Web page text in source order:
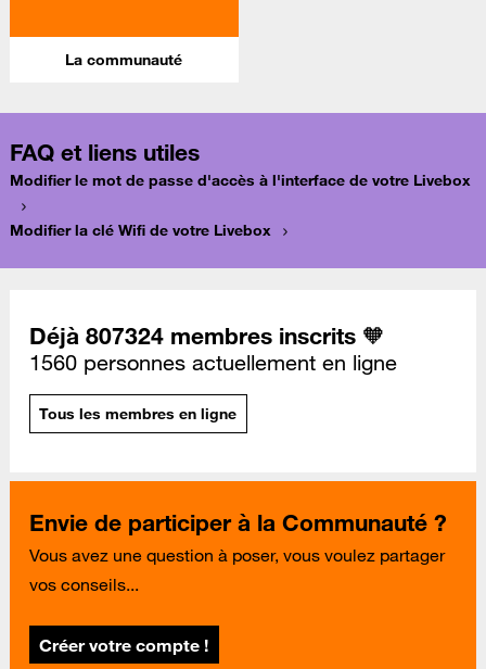
La communauté
FAQ et liens utiles
Modifier le mot de passe d'accès à l'interface de votre Livebox
Modifier la clé Wifi de votre Livebox
Déjà 807324 membres inscrits 🧡
1560 personnes actuellement en ligne
Tous les membres en ligne
Envie de participer à la Communauté ?
Vous avez une question à poser, vous voulez partager
vos conseils...
Créer votre compte !